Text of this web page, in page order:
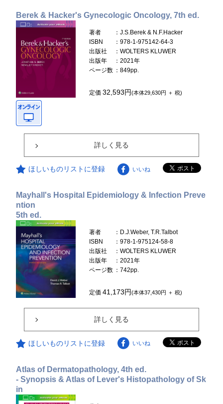
Berek & Hacker's Gynecologic Oncology, 7th ed.
著者
：J.S.Berek & N.F.Hacker
ISBN
：978-1-975142-64-3
出版社
：WOLTERS KLUWER
出版年
：2021年
ページ数 ：849pp.
定価32,593円(本体29,630円 ＋ 税)
詳しく見る
ほしいものリストに登録 いいね
Mayhall's Hospital Epidemiology & Infection Preve
ntion
5th ed.
著者
：D.J.Weber, T.R.Talbot
ISBN
：978-1-975124-58-8
出版社
：WOLTERS KLUWER
出版年
：2021年
ページ数 ：742pp.
定価41,173円(本体37,430円 ＋ 税)
詳しく見る
ほしいものリストに登録 いいね
Atlas of Dermatopathology, 4th ed.
- Synopsis & Atlas of Lever's Histopathology of Sk
in